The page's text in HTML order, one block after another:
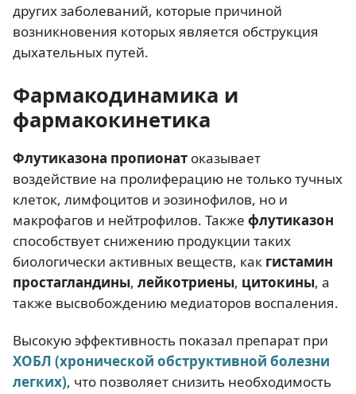
других заболеваний, которые причиной
возникновения которых является обструкция
дыхательных путей.
Фармакодинамика и
фармакокинетика
Флутиказона пропионат оказывает
воздействие на пролиферацию не только тучных
клеток, лимфоцитов и эозинофилов, но и
макрофагов и нейтрофилов. Также флутиказон
способствует снижению продукции таких
биологически активных веществ, как гистамин
простагландины, лейкотриены, цитокины, а
также высвобождению медиаторов воспаления.
Высокую эффективность показал препарат при
ХОБЛ (хронической обструктивной болезни
легких), что позволяет снизить необходимость